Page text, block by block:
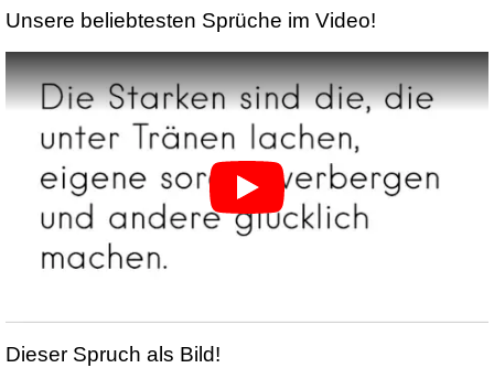
Unsere beliebtesten Sprüche im Video!
Dieser Spruch als Bild!